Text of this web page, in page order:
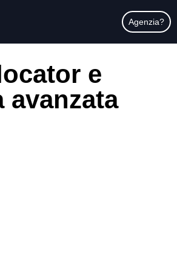
Agenzia?
e
avanzata​